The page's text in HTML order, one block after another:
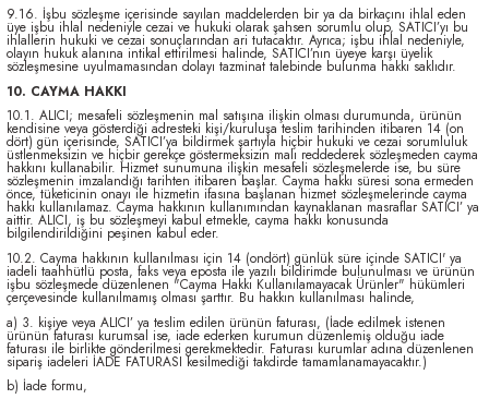
9.16. İşbu sözleşme içerisinde sayılan maddelerden bir ya da birkaçını ihlal eden
üye işbu ihlal nedeniyle cezai ve hukuki olarak şahsen sorumlu olup, SATICI’yı bu
ihlallerin hukuki ve cezai sonuçlarından ari tutacaktır. Ayrıca; işbu ihlal nedeniyle,
olayın hukuk alanına intikal ettirilmesi halinde, SATICI’nın üyeye karşı üyelik
sözleşmesine uyulmamasından dolayı tazminat talebinde bulunma hakkı saklıdır.
10. CAYMA HAKKI
10.1. ALICI; mesafeli sözleşmenin mal satışına ilişkin olması durumunda, ürünün
kendisine veya gösterdiği adresteki kişi/kuruluşa teslim tarihinden itibaren 14 (on
dört) gün içerisinde, SATICI’ya bildirmek şartıyla hiçbir hukuki ve cezai sorumluluk
üstlenmeksizin ve hiçbir gerekçe göstermeksizin malı reddederek sözleşmeden cayma
hakkını kullanabilir. Hizmet sunumuna ilişkin mesafeli sözleşmelerde ise, bu süre
sözleşmenin imzalandığı tarihten itibaren başlar. Cayma hakkı süresi sona ermeden
önce, tüketicinin onayı ile hizmetin ifasına başlanan hizmet sözleşmelerinde cayma
hakkı kullanılamaz. Cayma hakkının kullanımından kaynaklanan masraflar SATICI’ ya
aittir. ALICI, iş bu sözleşmeyi kabul etmekle, cayma hakkı konusunda
bilgilendirildiğini peşinen kabul eder.
10.2. Cayma hakkının kullanılması için 14 (ondört) günlük süre içinde SATICI' ya
iadeli taahhütlü posta, faks veya eposta ile yazılı bildirimde bulunulması ve ürünün
işbu sözleşmede düzenlenen "Cayma Hakkı Kullanılamayacak Ürünler" hükümleri
çerçevesinde kullanılmamış olması şarttır. Bu hakkın kullanılması halinde,
a) 3. kişiye veya ALICI’ ya teslim edilen ürünün faturası, (İade edilmek istenen
ürünün faturası kurumsal ise, iade ederken kurumun düzenlemiş olduğu iade
faturası ile birlikte gönderilmesi gerekmektedir. Faturası kurumlar adına düzenlenen
sipariş iadeleri İADE FATURASI kesilmediği takdirde tamamlanamayacaktır.)
b) İade formu,